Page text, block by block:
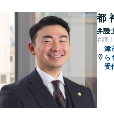
都
弁護
弁護
津
ら
受